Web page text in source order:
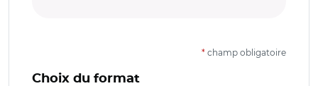
* champ obligatoire
Choix du format